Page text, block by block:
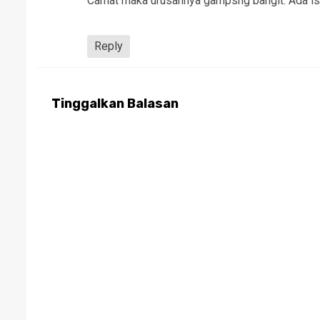
Reply
Tinggalkan Balasan